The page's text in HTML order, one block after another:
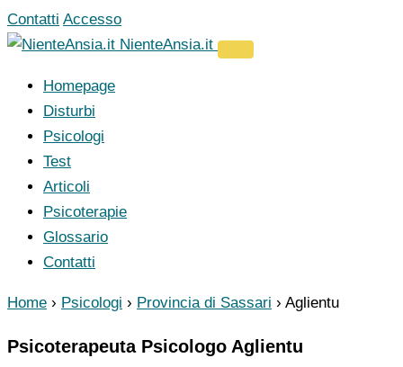
Vai
al
Contatti Accesso
NienteAnsia.it
Homepage
Disturbi
Psicologi
Test
Articoli
Psicoterapie
Glossario
Contatti
Home › Psicologi › Provincia di Sassari › Aglientu
Psicoterapeuta Psicologo Aglientu